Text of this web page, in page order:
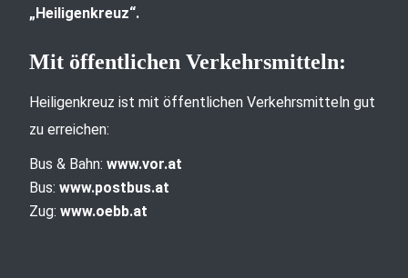
„Heiligenkreuz“.
Mit öffentlichen Verkehrsmitteln:
Heiligenkreuz ist mit öffentlichen Verkehrsmitteln gut
zu erreichen:
Bus & Bahn: www.vor.at
Bus: www.postbus.at
Zug: www.oebb.at